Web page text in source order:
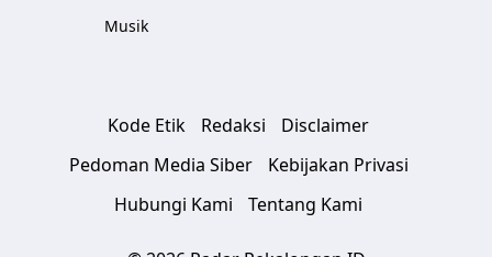
Musik
Kode Etik Redaksi
Disclaimer
Pedoman Media Siber
Kebijakan Privasi
Hubungi Kami
Tentang Kami